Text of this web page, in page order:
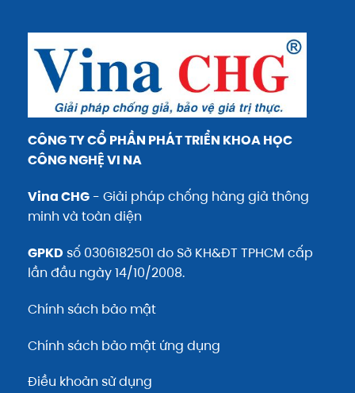
CÔNG TY CỔ PHẦN PHÁT TRIỂN KHOA HỌC
CÔNG NGHỆ VI NA
Vina CHG - Giải pháp chống hàng giả thông
minh và toàn diện
GPKD số 0306182501 do Sở KH&ĐT TPHCM cấp
lần đầu ngày 14/10/2008.
Chính sách bảo mật
Chính sách bảo mật ứng dụng
Điều khoản sử dụng